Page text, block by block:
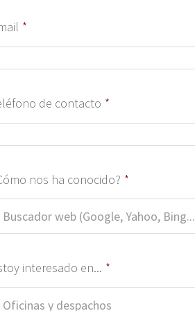
*
de contacto *
nos ha conocido? *
interesado en... *